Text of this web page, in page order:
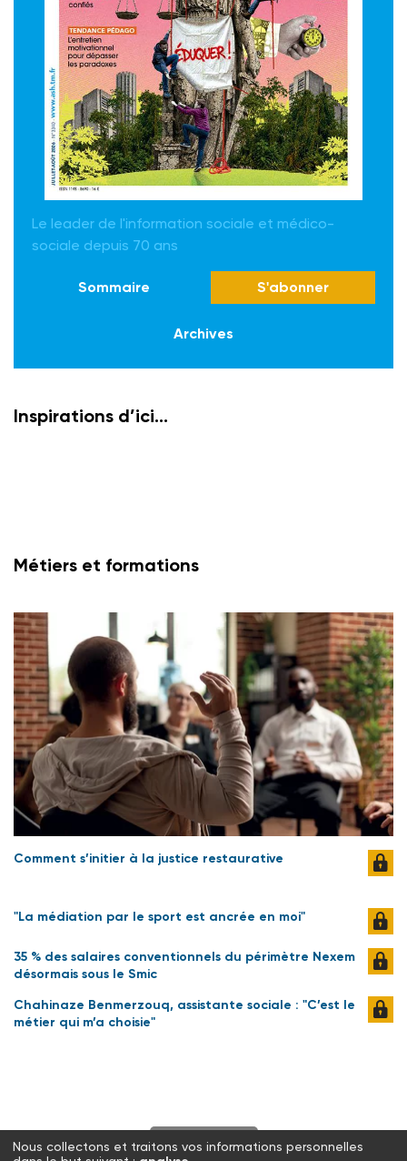
Le leader de l'information sociale et médico-
sociale depuis 70 ans
Sommaire S'abonner
Archives
Inspirations d’ici…
Métiers et formations
Comment s’initier à la justice restaurative
"La médiation par le sport est ancrée en moi"
35 % des salaires conventionnels du périmètre Nexem
désormais sous le Smic
Chahinaze Benmerzouq, assistante sociale : "C’est le
métier qui m’a choisie"
S'abonner
Nous collectons et traitons vos informations personnelles